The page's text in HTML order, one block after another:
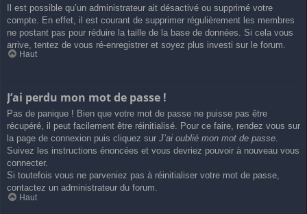
Il est possible qu’un administrateur ait désactivé ou supprimé votre
compte. En effet, il est courant de supprimer régulièrement les membres
ne postant pas pour réduire la taille de la base de données. Si cela vous
arrive, tentez de vous ré-enregistrer et soyez plus investi sur le forum.
Haut
J’ai perdu mon mot de passe !
Pas de panique ! Bien que votre mot de passe ne puisse pas être
récupéré, il peut facilement être réinitialisé. Pour ce faire, rendez vous sur
la page de connexion puis cliquez sur J’ai oublié mon mot de passe.
Suivez les instructions énoncées et vous devriez pouvoir à nouveau vous
connecter.
Si toutefois vous ne parveniez pas à réinitialiser votre mot de passe,
contactez un administrateur du forum.
Haut